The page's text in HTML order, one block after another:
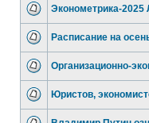
Эконометрика-
Расписание на
Организационно-
Юристов,